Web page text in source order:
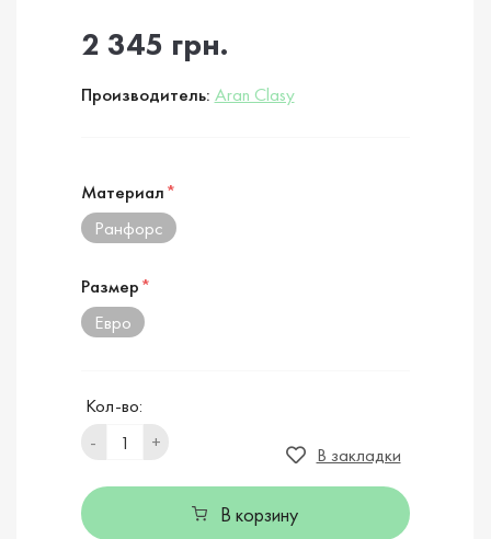
2 345 грн.
Производитель: Aran Clasy
Материал*
Ранфорс
Размер*
Евро
Кол-во:
-
+
В закладки
В корзину